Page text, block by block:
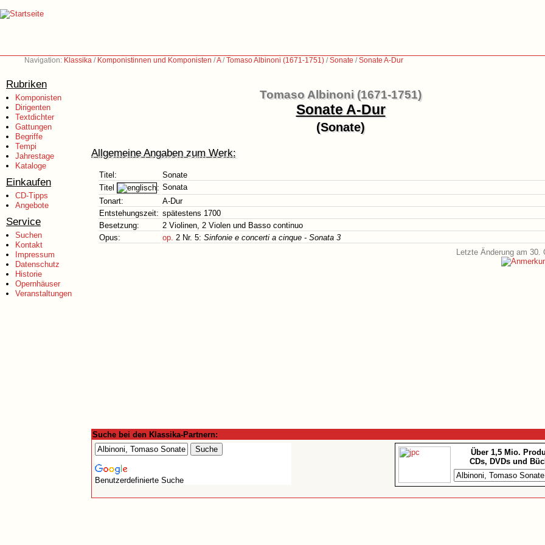
Navigation: Klassika / Komponistinnen und Komponisten /A/Tomaso Albinoni (1671-1751) /Sonate /Sonate A-Dur
Rubriken
Komponisten
Dirigenten
Textdichter
Gattungen
Begriffe
Tempi
Jahrestage
Kataloge
Einkaufen
CD-Tipps
Angebote
Service
Suchen
Kontakt
Impressum
Datenschutz
Historie
Opernhäuser
Veranstaltungen
Tomaso Albinoni (1671-1751)
Sonate A-Dur
(Sonate)
Allgemeine Angaben zum Werk:
Titel:
Sonate
Titel
: Sonata
Tonart:
A-Dur
Entstehungszeit: spätestens 1700
Besetzung:
2 Violinen, 2 Violen und Basso continuo
Opus:
op. 2 Nr. 5: Sinfonie e concerti a cinque - Sonata 3
Letzte Änderung am 30.
Suche bei den Klassika-Partnern:
Benutzerdefinierte Suche
Über 1,5 Mio.
CDs, DVDs und